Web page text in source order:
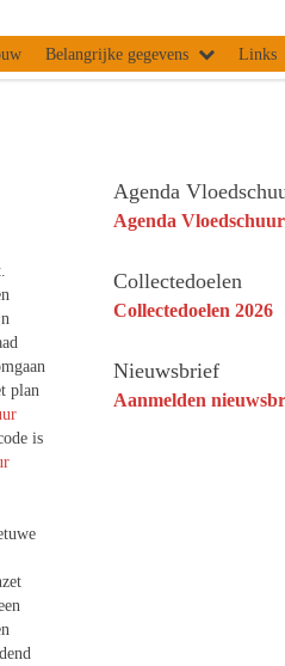
Belangrijke gegevens Links
plan
is
Agenda
Agenda Vloedschuur
Collectedoelen
Collectedoelen 2026
Nieuwsbrief
Aanmelden